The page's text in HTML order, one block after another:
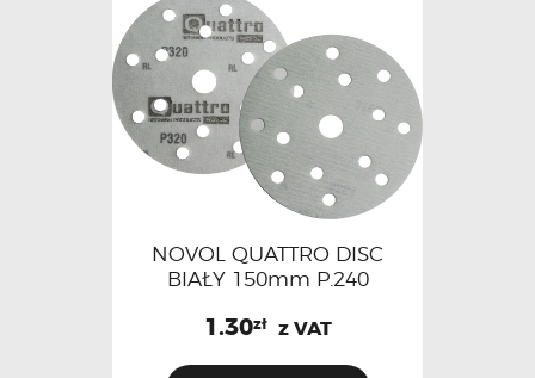
NOVOL QUATTRO DISC
BIAŁY 150mm P.240
1.30zł z VAT